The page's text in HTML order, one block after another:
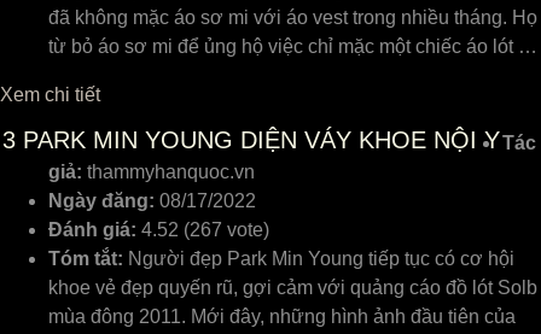
đã không mặc áo sơ mi với áo vest trong nhiều tháng. Họ
từ bỏ áo sơ mi để ủng hộ việc chỉ mặc một chiếc áo lót …
Xem chi tiết
3 PARK MIN YOUNG DIỆN VÁY KHOE NỘI YTác
giả: thammyhanquoc.vn
Ngày đăng: 08/17/2022
Đánh giá: 4.52 (267 vote)
Tóm tắt: Người đẹp Park Min Young tiếp tục có cơ hội
khoe vẻ đẹp quyến rũ, gợi cảm với quảng cáo đồ lót Solb
mùa đông 2011. Mới đây, những hình ảnh đầu tiên của